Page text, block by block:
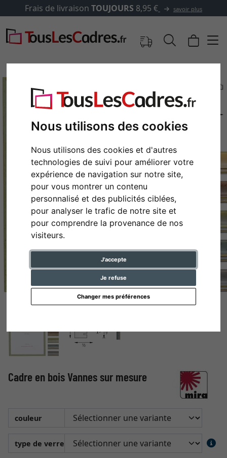
Nous utilisons des cookies
Nous utilisons des cookies et d'autres
technologies de suivi pour améliorer votre
expérience de navigation sur notre site,
pour vous montrer un contenu
personnalisé et des publicités ciblées,
pour analyser le trafic de notre site et
pour comprendre la provenance de nos
visiteurs.
J'accepte
Je refuse
Changer mes préférences
Frais de livraison TOUJOURS 8,95 € savoir plus
Retour
Cadre en bois Vannes sur mesure
couleur
type de verre